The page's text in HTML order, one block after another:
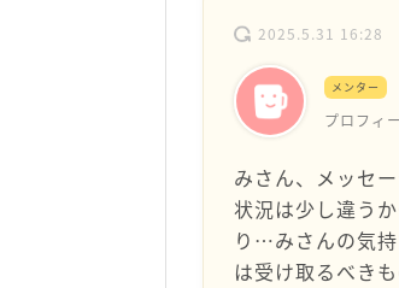
2025.5.31 16:28
メンター
プロフィ
みさん、メッセ
状況は少し違う
り…みさんの気
は受け取るべき